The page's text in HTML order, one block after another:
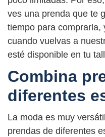
ves una prenda que te
tiempo para comprarla,
cuando vuelvas a
esté disponible en tu
Combina
diferentes
La moda es muy
prendas de diferentes